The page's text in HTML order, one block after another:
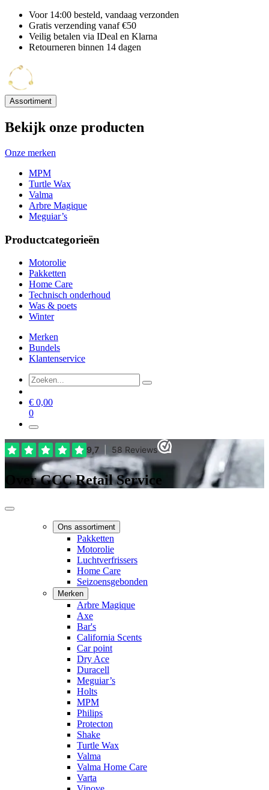
Voor 14:00 besteld, vandaag verzonden
Gratis verzending vanaf €50
Veilig betalen via IDeal en Klarna
Retourneren binnen 14 dagen
Assortiment
Bekijk onze producten
Onze merken
MPM
Turtle Wax
Valma
Arbre Magique
Meguiar’s
Productcategorieën
Motorolie
Pakketten
Home Care
Technisch onderhoud
Was & poets
Winter
Merken
Bundels
Klantenservice
€ 0,00
0
Over GCC Retail Service
Ons assortiment
Pakketten
Motorolie
Luchtverfrissers
Home Care
Seizoensgebonden
Merken
Arbre Magique
Axe
Bar's
California Scents
Car point
Dry Ace
Duracell
Meguiar’s
Holts
MPM
Philips
Protecton
Shake
Turtle Wax
Valma
Valma Home Care
Varta